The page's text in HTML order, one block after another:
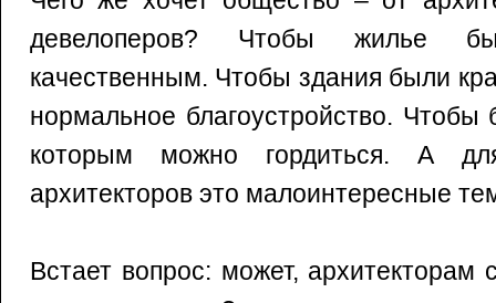
девелоперов? Чтобы жилье
качественным. Чтобы здания были
нормальное благоустройство.
которым можно гордиться. А
архитекторов это малоинтересные
Встает вопрос: может, архитекторам